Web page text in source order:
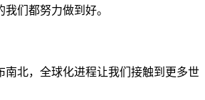
？们都努力做到好。
南北，全球化进程让我们接触到更多世